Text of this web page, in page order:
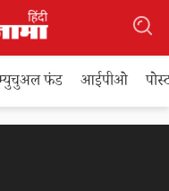
फंड आईपीओ